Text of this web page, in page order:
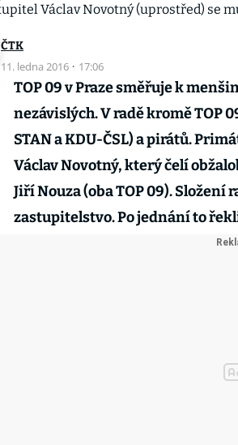
ČTK
11. ledna 2016 · 17:06
TOP 09 v Praze směřuje k
nezávislých. V radě kromě TOP
STAN a KDU-ČSL) a pirátů.
Václav Novotný, který čelí
Jiří Nouza (oba TOP 09). Složení
zastupitelstvo. Po jednání to